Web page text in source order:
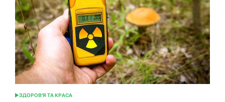
ОПУБЛІКУВАТИ
ЗДОРОВ'Я ТА КРАСА